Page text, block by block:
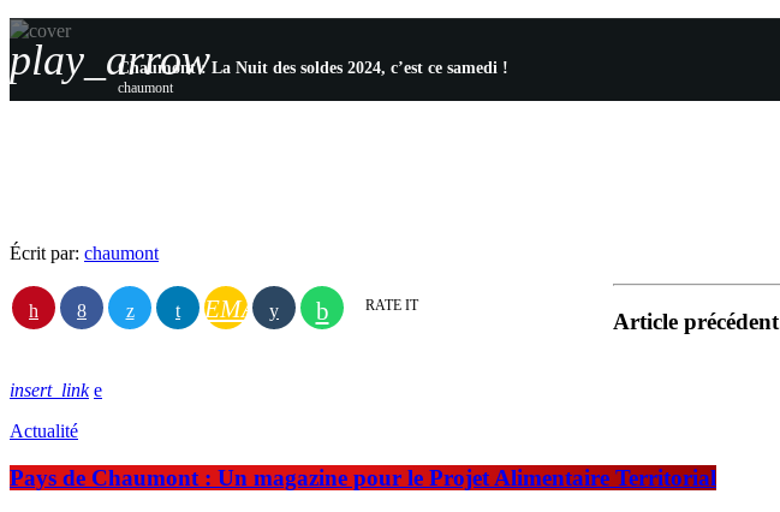
play_arrowChaumont : La Nuit des soldes 2024, c’est ce samedi !
chaumont
Écrit par: chaumont
EMAIL RATE IT
Article précédent
insert_link
Actualité
Pays de Chaumont : Un magazine pour le Projet Alimentaire Territorial